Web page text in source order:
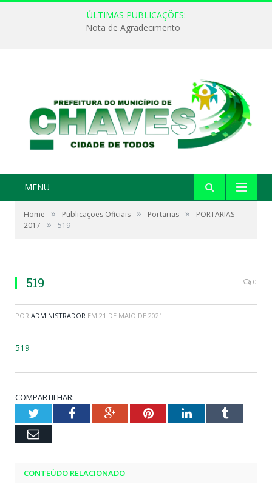
ÚLTIMAS PUBLICAÇÕES:
Nota de Agradecimento
MENU
Home » Publicações Oficiais » Portarias »
PORTARIAS
2017
» 519
519 0
POR ADMINISTRADOR EM 21 DE MAIO DE 2021
519
COMPARTILHAR:
TwitterFacebookGoogle+PinterestLinkedInTumblr
Email
CONTEÚDO RELACIONADO